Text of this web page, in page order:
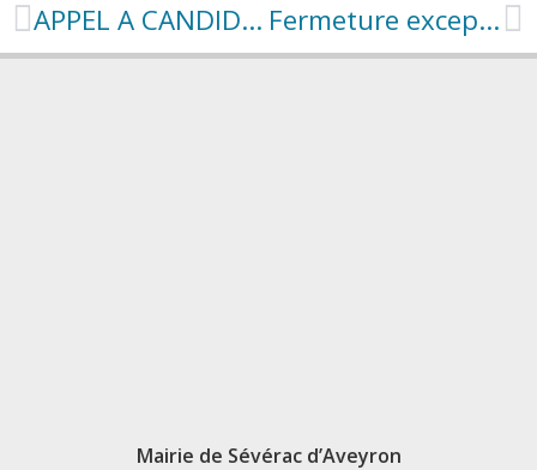
APPEL A CANDIDATURE : reprise du multiservices de Recoules Fermeture exceptionnelle de la mairie
Mairie de Sévérac d’Aveyron